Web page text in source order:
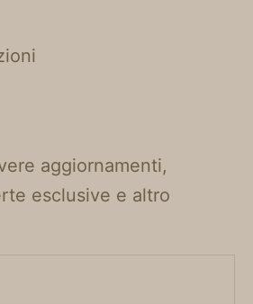
aggiornamenti,
esclusive e altro